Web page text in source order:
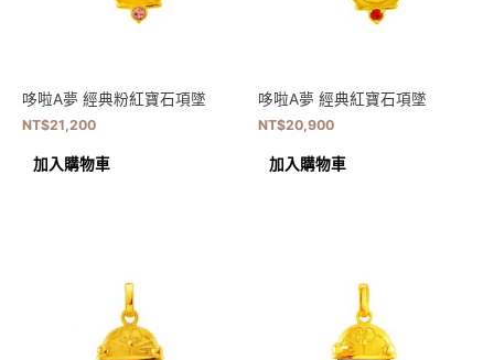
哆啦A夢 經典粉紅寶石項墜
NT$21,200
加入購物車
哆啦A夢 經典紅寶石項墜
NT$20,900
加入購物車